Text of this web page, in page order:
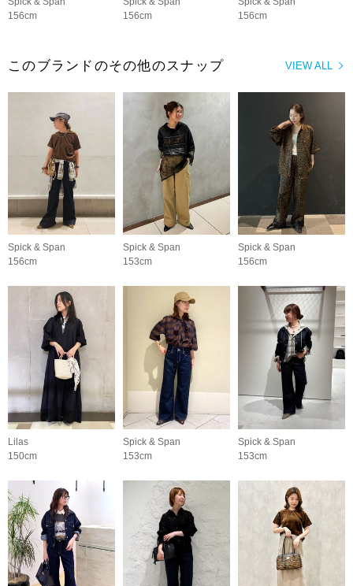
156cm
156cm
156cm
VIEW ALL
このブランドのその他のスナップ
Spick & Span
156cm
Spick & Span
153cm
Spick & Span
156cm
Lilas
150cm
Spick & Span
153cm
Spick & Span
153cm